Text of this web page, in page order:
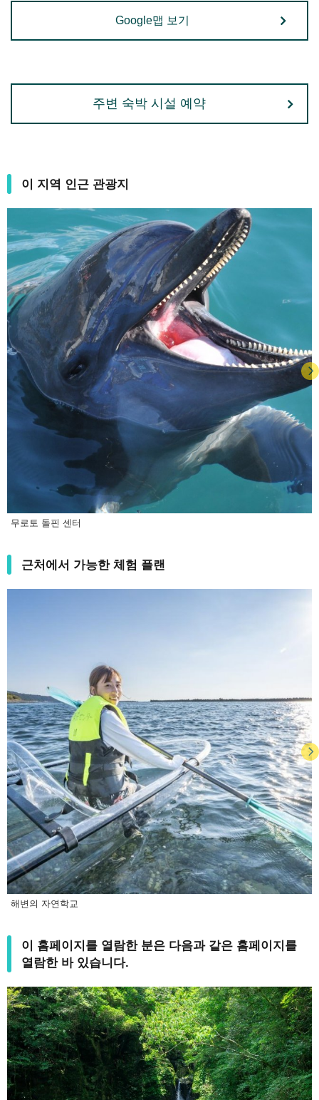
Google맵 보기
주변 숙박 시설 예약
이 지역 인근 관광지
무로토 돌핀 센터
근처에서 가능한 체험 플랜
해변의 자연학교
이 홈페이지를 열람한 분은 다음과 같은 홈페이지를
열람한 바 있습니다.